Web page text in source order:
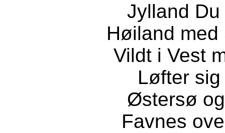
Jylland
Høiland
Vildt i Vest
Løfter
Østersø
Favnes